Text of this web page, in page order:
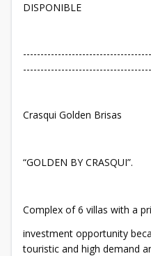
DISPONIBLE
Crasqui Golden Brisas
“GOLDEN BY CRASQUI”.
Complex of 6 villas with a
investment opportunity
touristic and high demand